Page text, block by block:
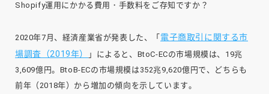
Shopify運用にかかる費用・手数料をご存知ですか？
2020年7月、経済産業省が発表した、「 電子商取引に関する市
場調査（2019年）
」によると、BtoC-ECの市場規模は、19兆
3,609億円。BtoB-ECの市場規模は352兆9,620億円で、どちらも
前年（2018年）から増加の傾向を示しています。